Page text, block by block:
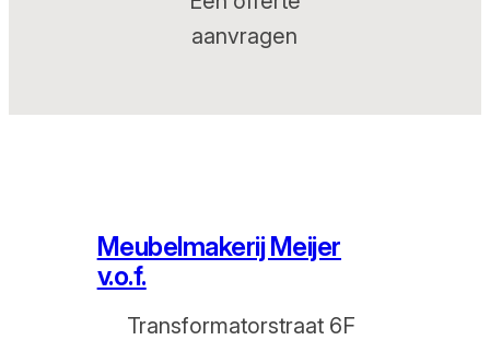
aanvragen
Meubelmakerij Meijer
v.o.f.
Transformatorstraat 6F